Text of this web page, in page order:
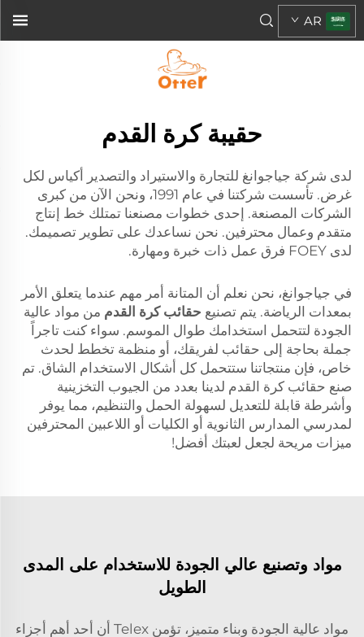
AR
حقيبة كرة القدم
لدى شركة جياجوانغ للتجارة والاستيراد والتصدير أكياس لكل
غرض. تأسست شركتنا في عام 1991، ونحن الآن من كبرى
الشركات المصنعة. إحدى خطوات مصنعنا تمتلك خط إنتاج
متقدم وعمال محترفين. نحن نساعدك على تطوير تصميمك.
لدى FOEY فرق عمل ذات خبرة ومهارة.
في جياجوانغ، نحن نعلم أن المتانة أمر مهم عندما يتعلق الأمر
بمعدات الرياضة. يتم تصنيع حقائب كرة القدم من مواد عالية
الجودة لتتحمل استخدامك طوال الموسم. سواء كنت تاجراً
جملة بحاجة إلى حقائب لفريقك، أو منظمة تخطط لحدث
خاص، فإن منتجاتنا ستتحمل كل أشكال الاستخدام الشاق. تم
صنع حقائب كرة القدم لدينا بعدد من الجيوب التخزينية
وأشرطة قابلة للتعديل لسهولة الحمل والتنظيم، مما يوفر
لمدرسي المدارس الثانوية أو الكليات أو اللاعبين المحترفين
ميزات مريحة لجعل لعبتك أفضل!
مواد وتصنيع عالي الجودة للاستخدام على المدى
الطويل
مواد عالية الجودة وبناء متميز، تؤمن Telex أن أحد أهم أجزاء